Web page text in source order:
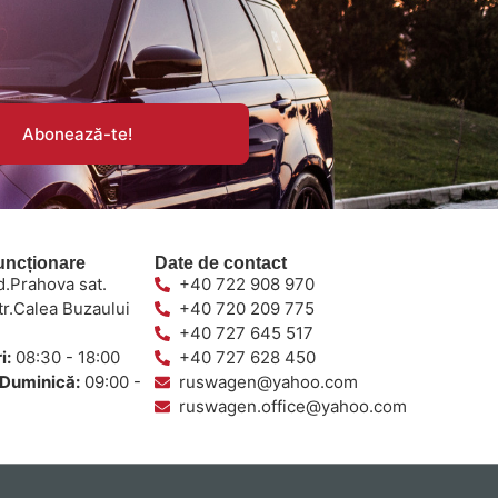
Abonează-te!
sat.
Buzaului
08:30 - 18:00
09:00 -
Date de contact
+40 722 908 970
+40 720 209 775
+40 727 645 517
+40 727 628 450
ruswagen@yahoo.com
ruswagen.office@yahoo.com